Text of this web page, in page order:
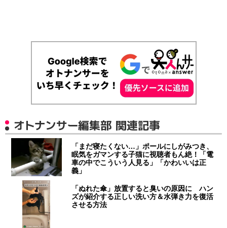
オトナンサー編集部 関連記事
「まだ寝たくない…」ポールにしがみつき、
眠気をガマンする子猫に視聴者もん絶！「電
車の中でこういう人見る」「かわいいは正
義」
「ぬれた傘」放置すると臭いの原因に ハン
ズが紹介する正しい洗い方＆水弾き力を復活
させる方法